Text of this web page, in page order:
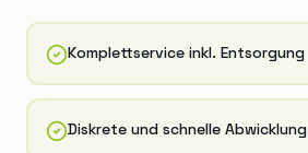
Komplettservice inkl. Entsorgung
Diskrete und schnelle Abwicklung